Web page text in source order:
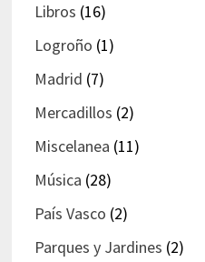
Libros (16)
Logroño (1)
Madrid (7)
Mercadillos (2)
Miscelanea (11)
Música (28)
País Vasco (2)
Parques y Jardines (2)